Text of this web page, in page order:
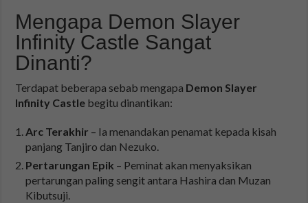
Mengapa Demon Slayer
Infinity Castle Sangat
Dinanti?
Terdapat beberapa sebab mengapa Demon Slayer
Infinity Castle begitu dinantikan:
Arc Terakhir – Ia menandakan penamat kepada kisah
panjang Tanjiro dan Nezuko.
Pertarungan Epik – Peminat akan menyaksikan
pertarungan paling sengit antara Hashira dan Muzan
Kibutsuji.